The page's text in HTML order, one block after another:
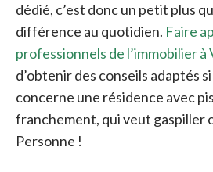
dédié, c’est donc un petit plus
différence au quotidien. Faire
professionnels de l’immobilier à
d’obtenir des conseils adaptés
concerne une résidence avec
franchement, qui veut gaspiller
Personne !